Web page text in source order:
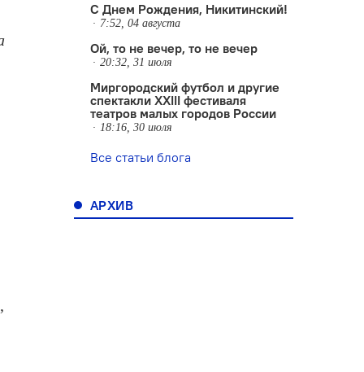
С Днем Рождения, Никитинский!
7:52, 04 августа
Ой, то не вечер, то не вечер
20:32, 31 июля
Миргородский футбол и другие
спектакли XXIII фестиваля
театров малых городов России
18:16, 30 июля
Все статьи блога
АРХИВ